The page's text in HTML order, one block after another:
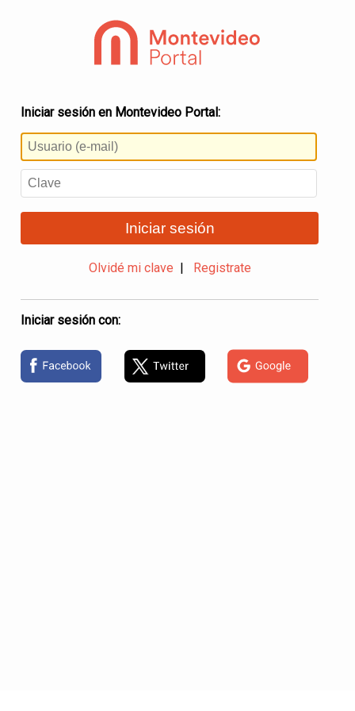
Iniciar sesión en Montevideo Portal:
Iniciar sesión
Olvidé mi clave Registrate
Iniciar sesión con: